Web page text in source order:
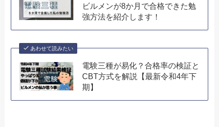
ビルメンが8か月で合格できた勉
強方法を紹介します！
あわせて読みたい
電験三種が易化？合格率の検証と
CBT方式を解説【最新令和4年下
期】